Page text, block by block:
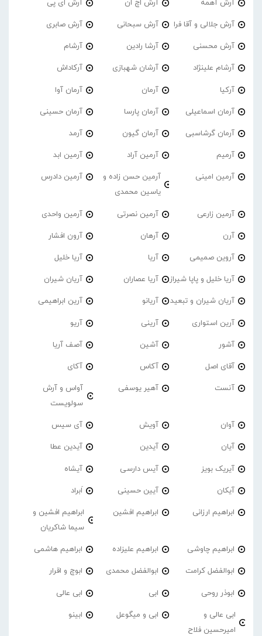
آرش آهمه آرش اچ ان آرش ای پی
آرش جلالی و آقا فرا آرش سبحانی آرش صابری
آرش محسنی آرشا رادین آرشام
آرشام علینژاد آرشان شهبازی آرکاداش
آرکیا آرمان آرمان آوا
آرمان اسماعیلی آرمان پارسا آرمان حسینی
آرمان گرشاسبی آرمان گیون آرمد
آرمیم آرمین آراد آرمین ابد
آرمین امینی
آرمین حسن زاده و
یاسین محمدی
آرمین دادرس
آرمین زارعی آرمین نصرتی آرمین واحدی
آرن آرهان آرون افشار
آروین صمیمی آریا آریا خلیل
آریا خلیل و پاپا شیراز آریا عصاران آریان شیران
آریان شیران و تبعید آریانو آرین ابراهیمی
آرین استواری آرینی آریو
آشور آشین آصف آریا
آقای اصل آکاس آکای
آنست آهیر یوسفی
آواس و آرش
سولویست
آوان آویش آی سیس
آیان آیدین آیدین عطا
آیریک بویز آیس دارسی آیشاه
آیکان آیین حسینی اَبراد
ابراهیم ارزانی ابراهیم افشین
ابراهیم افشین و
سیما شاکریان
ابراهیم چاوشی ابراهیم علیزاده ابراهیم هاشمی
ابوالفضل کرامت ابوالفضل محمدی ابوچ و اقرار
ابوذر روحی ابی ابی عالی
ابی عالی و
امیرحسین فلاح
ابی و میگوعل ابینو